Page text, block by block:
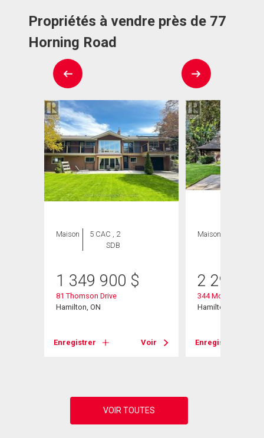
Propriétés à vendre près de 77
Horning Road
Maison
5 CAC , 2
SDB
1 349 900 $
81 Thomson Drive
Hamilton, ON
Enregistrer Voir
Maison
2 299
344 Mountain
Hamilton, ON
Enregistrer